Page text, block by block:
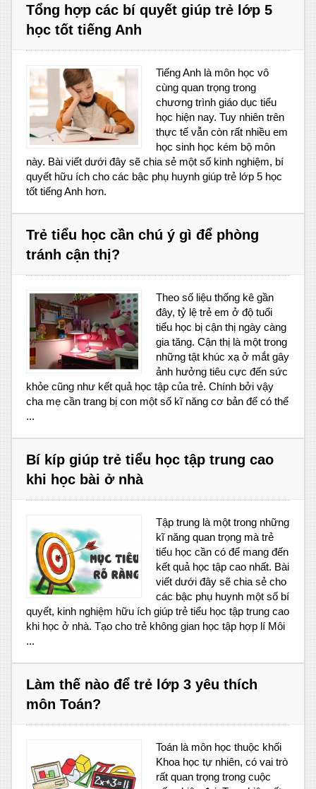
Tổng hợp các bí quyết giúp trẻ lớp 5
học tốt tiếng Anh
Tiếng Anh là môn học vô
cùng quan trọng trong
chương trình giáo dục tiểu
học hiện nay. Tuy nhiên trên
thực tế vẫn còn rất nhiều em
học sinh học kém bộ môn
này. Bài viết dưới đây sẽ chia sẻ một số kinh nghiệm, bí
quyết hữu ích cho các bậc phụ huynh giúp trẻ lớp 5 học
tốt tiếng Anh hơn.
Trẻ tiểu học cần chú ý gì để phòng
tránh cận thị?
Theo số liệu thống kê gần
đây, tỷ lệ trẻ em ở độ tuổi
tiểu học bị cận thị ngày càng
gia tăng. Cận thị là một trong
những tật khúc xạ ở mắt gây
ảnh hưởng tiêu cực đến sức
khỏe cũng như kết quả học tập của trẻ. Chính bởi vậy
cha mẹ cần trang bị con một số kĩ năng cơ bản để có thể
...
Bí kíp giúp trẻ tiểu học tập trung cao
khi học bài ở nhà
Tập trung là một trong những
kĩ năng quan trọng mà trẻ
tiểu học cần có để mang đến
kết quả học tập cao nhất. Bài
viết dưới đây sẽ chia sẻ cho
các bậc phụ huynh một số bí
quyết, kinh nghiệm hữu ích giúp trẻ tiểu học tập trung cao
khi học ở nhà. Tạo cho trẻ không gian học tập hợp lí Môi
...
Làm thế nào để trẻ lớp 3 yêu thích
môn Toán?
Toán là môn học thuộc khối
Khoa học tự nhiên, có vai trò
rất quan trọng trong cuộc